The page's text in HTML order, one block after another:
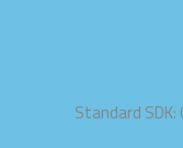
Standard